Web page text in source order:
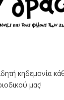
κηδεμονία
μας!